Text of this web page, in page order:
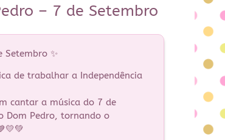
– 7 de Setembro
Setembro ✨
de trabalhar a Independência
cantar a música do 7 de
Dom Pedro, tornando o